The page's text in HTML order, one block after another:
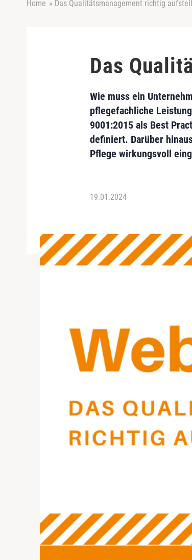
Home » Das Qualitätsmanagement richtig
Das
Wie muss ein
pflegefachliche
9001:2015 als Best
definiert. Darüber
Pflege wirkungsvoll
19.01.2024